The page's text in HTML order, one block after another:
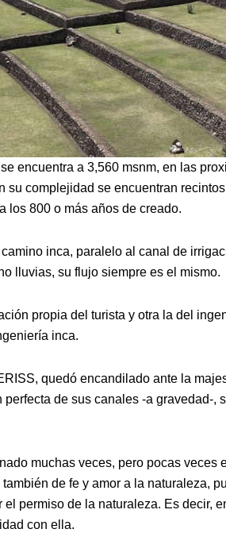
encuentra a 3,560 msnm, en las
su complejidad se encuentran
los 800 o más años de creado.
inca, paralelo al canal de
lluvias, su flujo siempre es el mismo.
propia del turista y otra la del
inca.
quedó encandilado ante la
de sus canales -a gravedad-
muchas veces, pero pocas
de fe y amor a la naturaleza,
el permiso de la naturaleza. Es decir,
con ella.